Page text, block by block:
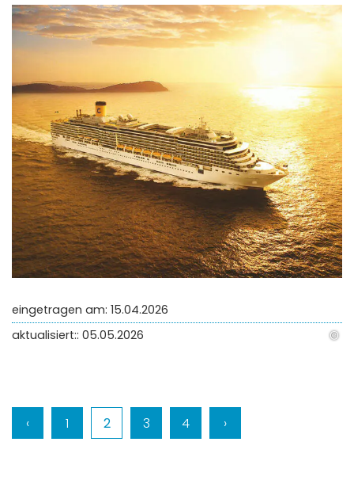
©
eingetragen am: 15.04.2026
aktualisiert:: 05.05.2026
‹ 1 2 3 4 ›